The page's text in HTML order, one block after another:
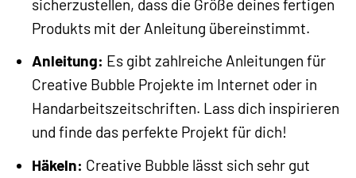
sicherzustellen, dass die Größe deines fertigen
Produkts mit der Anleitung übereinstimmt.
Anleitung: Es gibt zahlreiche Anleitungen für
Creative Bubble Projekte im Internet oder in
Handarbeitszeitschriften. Lass dich inspirieren
und finde das perfekte Projekt für dich!
Häkeln: Creative Bubble lässt sich sehr gut